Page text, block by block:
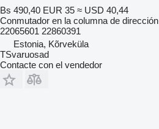
Bs 490,40 EUR 35 ≈ USD 40,44
Conmutador en la columna de dirección
22065601 22860391
Estonia, Kõrveküla
TSvaruosad
Contacte con el vendedor